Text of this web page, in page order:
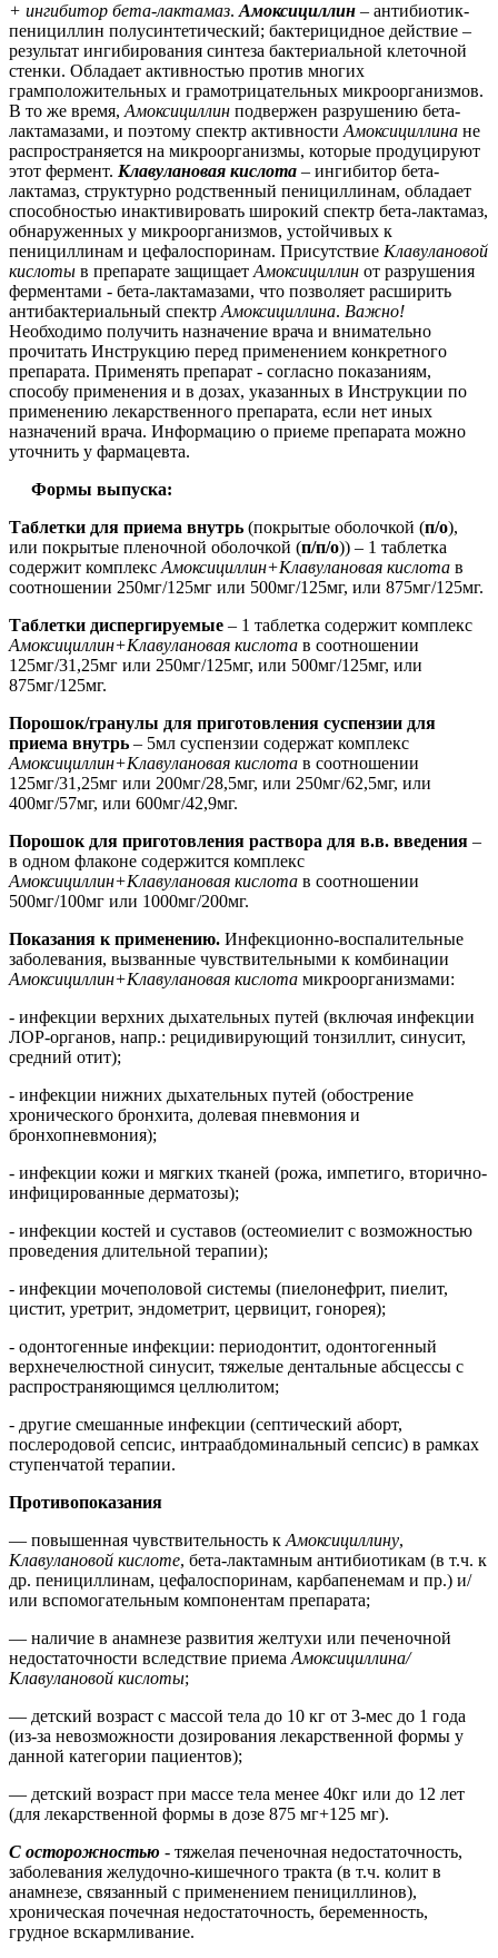
+ ингибитор бета-лактамаз. Амоксициллин – антибиотик-
пенициллин полусинтетический; бактерицидное действие –
результат ингибирования синтеза бактериальной клеточной
стенки. Обладает активностью против многих
грамположительных и грамотрицательных микроорганизмов.
В то же время, Амоксициллин подвержен разрушению бета-
лактамазами, и поэтому спектр активности Амоксициллина не
распространяется на микроорганизмы, которые продуцируют
этот фермент. Клавулановая кислота – ингибитор бета-
лактамаз, структурно родственный пенициллинам, обладает
способностью инактивировать широкий спектр бета-лактамаз,
обнаруженных у микроорганизмов, устойчивых к
пенициллинам и цефалоспоринам. Присутствие Клавулановой
кислоты в препарате защищает Амоксициллин от разрушения
ферментами - бета-лактамазами, что позволяет расширить
антибактериальный спектр Амоксициллина. Важно!
Необходимо получить назначение врача и внимательно
прочитать Инструкцию перед применением конкретного
препарата. Применять препарат - согласно показаниям,
способу применения и в дозах, указанных в Инструкции по
применению лекарственного препарата, если нет иных
назначений врача. Информацию о приеме препарата можно
уточнить у фармацевта.
Формы выпуска:
Таблетки для приема внутрь (покрытые оболочкой (п/о),
или покрытые пленочной оболочкой (п/п/о)) – 1 таблетка
содержит комплекс Амоксициллин+Клавулановая кислота в
соотношении 250мг/125мг или 500мг/125мг, или 875мг/125мг.
Таблетки диспергируемые – 1 таблетка содержит комплекс
Амоксициллин+Клавулановая кислота в соотношении
125мг/31,25мг или 250мг/125мг, или 500мг/125мг, или
875мг/125мг.
Порошок/гранулы для приготовления суспензии для
приема внутрь – 5мл суспензии содержат комплекс
Амоксициллин+Клавулановая кислота в соотношении
125мг/31,25мг или 200мг/28,5мг, или 250мг/62,5мг, или
400мг/57мг, или 600мг/42,9мг.
Порошок для приготовления раствора для в.в. введения –
в одном флаконе содержится комплекс
Амоксициллин+Клавулановая кислота в соотношении
500мг/100мг или 1000мг/200мг.
Показания к применению. Инфекционно-воспалительные
заболевания, вызванные чувствительными к комбинации
Амоксициллин+Клавулановая кислота микроорганизмами:
- инфекции верхних дыхательных путей (включая инфекции
ЛОР-органов, напр.: рецидивирующий тонзиллит, синусит,
средний отит);
- инфекции нижних дыхательных путей (обострение
хронического бронхита, долевая пневмония и
бронхопневмония);
- инфекции кожи и мягких тканей (рожа, импетиго, вторично-
инфицированные дерматозы);
- инфекции костей и суставов (остеомиелит с возможностью
проведения длительной терапии);
- инфекции мочеполовой системы (пиелонефрит, пиелит,
цистит, уретрит, эндометрит, цервицит, гонорея);
- одонтогенные инфекции: периодонтит, одонтогенный
верхнечелюстной синусит, тяжелые дентальные абсцессы с
распространяющимся целлюлитом;
- другие смешанные инфекции (септический аборт,
послеродовой сепсис, интраабдоминальный сепсис) в рамках
ступенчатой терапии.
Противопоказания
— повышенная чувствительность к Амоксициллину,
Клавулановой кислоте, бета-лактамным антибиотикам (в т.ч. к
др. пенициллинам, цефалоспоринам, карбапенемам и пр.) и/
или вспомогательным компонентам препарата;
— наличие в анамнезе развития желтухи или печеночной
недостаточности вследствие приема Амоксициллина/
Клавулановой кислоты;
— детский возраст с массой тела до 10 кг от 3-мес до 1 года
(из-за невозможности дозирования лекарственной формы у
данной категории пациентов);
— детский возраст при массе тела менее 40кг или до 12 лет
(для лекарственной формы в дозе 875 мг+125 мг).
С осторожностью - тяжелая печеночная недостаточность,
заболевания желудочно-кишечного тракта (в т.ч. колит в
анамнезе, связанный с применением пенициллинов),
хроническая почечная недостаточность, беременность,
грудное вскармливание.